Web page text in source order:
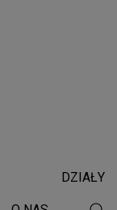
DZIAŁY